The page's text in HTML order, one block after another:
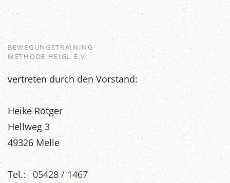
BEWEGUNGSTRAINING
METHODE HEIGL E.V
vertreten durch den Vorstand:
Heike Rötger
Hellweg 3
49326 Melle
Tel.:
05428 / 1467